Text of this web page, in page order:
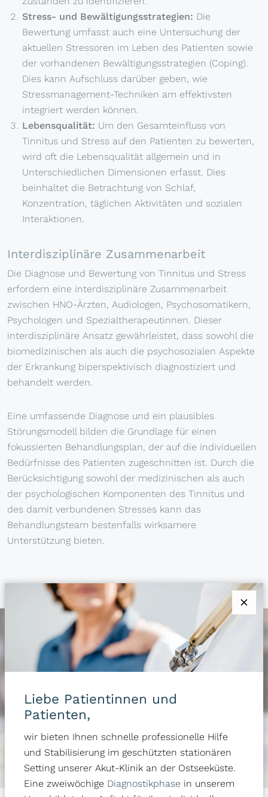
Stress- und Bewältigungsstrategien: Die
Bewertung umfasst auch eine Untersuchung der
aktuellen Stressoren im Leben des Patienten sowie
der vorhandenen Bewältigungsstrategien (Coping).
Dies kann Aufschluss darüber geben, wie
Stressmanagement-Techniken am effektivsten
integriert werden können.
Lebensqualität: Um den Gesamteinfluss von
Tinnitus und Stress auf den Patienten zu bewerten,
wird oft die Lebensqualität allgemein und in
Unterschiedlichen Dimensionen erfasst. Dies
beinhaltet die Betrachtung von Schlaf,
Konzentration, täglichen Aktivitäten und sozialen
Interaktionen.
Interdisziplinäre Zusammenarbeit
Die Diagnose und Bewertung von Tinnitus und Stress
erfordern eine interdisziplinäre Zusammenarbeit
zwischen HNO-Ärzten, Audiologen, Psychosomatikern,
Psychologen und Spezialtherapeutinnen. Dieser
interdisziplinäre Ansatz gewährleistet, dass sowohl die
biomedizinischen als auch die psychosozialen Aspekte
der Erkrankung biperspektivisch diagnostiziert und
behandelt werden.
Eine umfassende Diagnose und ein plausibles
Störungsmodell bilden die Grundlage für einen
fokussierten Behandlungsplan, der auf die individuellen
Bedürfnisse des Patienten zugeschnitten ist. Durch die
Berücksichtigung sowohl der medizinischen als auch
der psychologischen Komponenten des Tinnitus und
des damit verbundenen Stresses kann das
Behandlungsteam bestenfalls wirksamere
Unterstützung bieten.
Liebe Patientinnen und
Patienten,
wir bieten Ihnen schnelle professionelle Hilfe
und Stabilisierung im geschützten stationären
Setting unserer Akut-Klinik an der Ostseeküste.
Eine zweiwöchige Diagnostikphase in unserem